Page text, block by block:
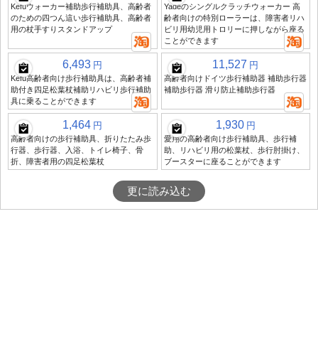
Kefuウォーカー補助歩行補助具、高齢者
のための四つん這い歩行補助具、高齢者
用の杖手すりスタンドアップ
Yadeのシングルクラッチウォーカー 高
齢者向けの特別ローラーは、障害者リハ
ビリ用幼児用トロリーに押しながら座る
ことができます
6,493 円
Kefu高齢者向け歩行補助具は、高齢者補
助付き四足松葉杖補助リハビリ歩行補助
具に乗ることができます
11,527 円
高齢者向けドイツ歩行補助器 補助歩行器
補助歩行器 滑り防止補助歩行器
1,464 円
高齢者向けの歩行補助具、折りたたみ歩
行器、歩行器、入浴、トイレ椅子、骨
折、障害者用の四足松葉杖
1,930 円
愛翔の高齢者向け歩行補助具、歩行補
助、リハビリ用の松葉杖、歩行肘掛け、
ブースターに座ることができます
更に読み込む